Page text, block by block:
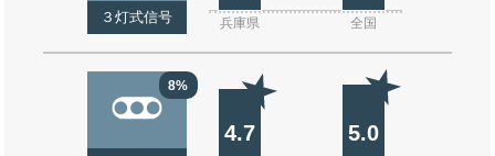
３灯式信号 兵庫県 全国
8%
4.7 5.0